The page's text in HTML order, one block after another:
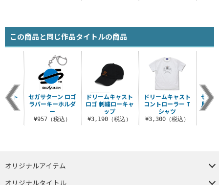
この商品と同じ作品タイトルの商品
ドリームキャスト
ロゴ 刺繍ローキャ
ップ
¥3,190（税込）
ドリームキャスト
コントローラー T
シャツ
¥3,300（税込）
セガ
屋外
スト
ビナ
込）
セガサターン ロゴ
ラバーキーホルダ
ー
¥957（税込）
オリジナルアイテム
つままれ
つかまれ
ピョコッテ
オリジナルタイトル